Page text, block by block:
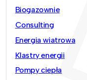
Biogazownie
Consulting
Energia wiatrowa
Klastry energii
Pompy ciepła